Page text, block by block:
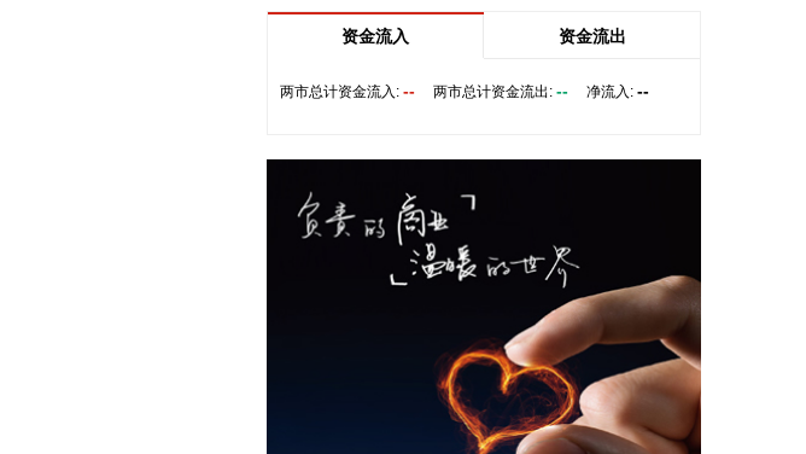
明显高于上半年，毛利率随着产能利用率的提升也在
2026-08-06 22:36:20
长兼总经理曾毓群举行会谈。双方围绕深化新能源、
交能融合、绿色发展、科技创新等领域合作进行深入
创源股份(300703)8月6日在互动平台回复称，公司目
前并未自建算力中心，更多聚焦于算力资源的应用，
通过与外部算力服务商合作，积极建设AIGC技术平
台。目前AIGC技术平台对公司业绩不产生直接影
资金流入 资金流出
两市总计资金流入: -- 两市总计资金流出: -- 净流入: --